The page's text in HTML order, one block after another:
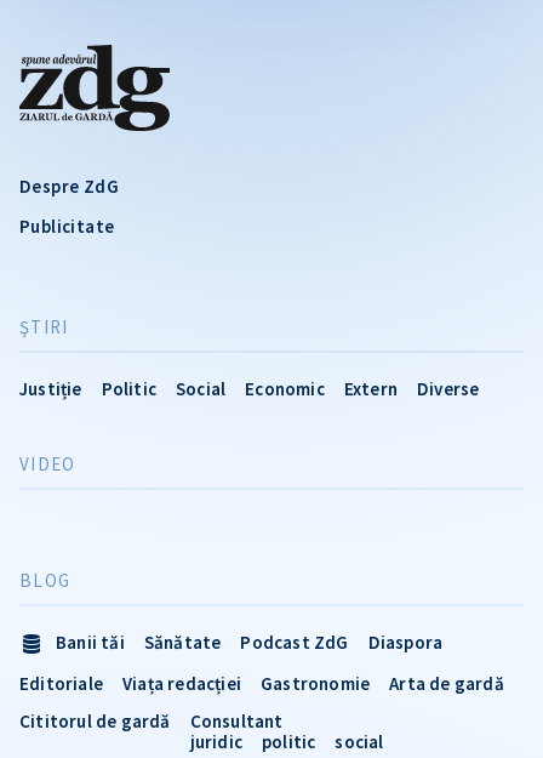
Despre ZdG
Publicitate
ŞTIRI
Justiție Politic Social Economic Extern Diverse
VIDEO
BLOG
Banii tăi Sănătate Podcast ZdG
Diaspora
Editoriale
Viața redacției Gastronomie
Arta de gardă
Cititorul de gardă
Consultant
juridic
politic social